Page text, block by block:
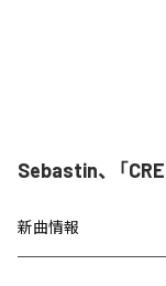
Sebastin、「
新曲情報